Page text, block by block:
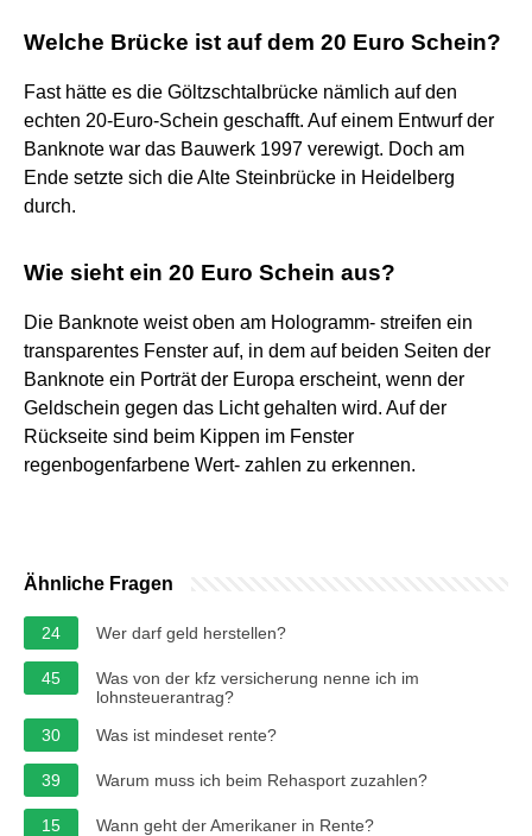
Welche Brücke ist auf dem 20 Euro Schein?
Fast hätte es die Göltzschtalbrücke nämlich auf den
echten 20-Euro-Schein geschafft. Auf einem Entwurf der
Banknote war das Bauwerk 1997 verewigt. Doch am
Ende setzte sich die Alte Steinbrücke in Heidelberg
durch.
Wie sieht ein 20 Euro Schein aus?
Die Banknote weist oben am Hologramm- streifen ein
transparentes Fenster auf, in dem auf beiden Seiten der
Banknote ein Porträt der Europa erscheint, wenn der
Geldschein gegen das Licht gehalten wird. Auf der
Rückseite sind beim Kippen im Fenster
regenbogenfarbene Wert- zahlen zu erkennen.
Ähnliche Fragen
24 Wer darf geld herstellen?
45
Was von der kfz versicherung nenne ich im
lohnsteuerantrag?
30
Was ist mindeset rente?
39 Warum muss ich beim Rehasport zuzahlen?
15 Wann geht der Amerikaner in Rente?